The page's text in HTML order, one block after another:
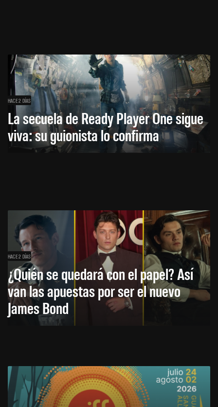
HACE 2 DÍAS
La secuela de Ready Player One sigue
viva: su guionista lo confirma
HACE 2 DÍAS
¿Quién se quedará con el papel? Así
van las apuestas por ser el nuevo
James Bond